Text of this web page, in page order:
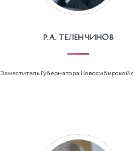
Р.А. Теленчинов
Заместитель Губернатора Новосибирской